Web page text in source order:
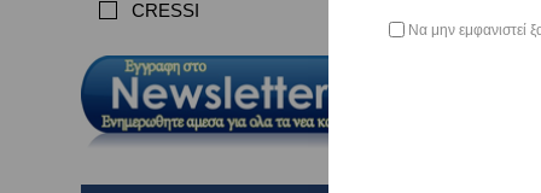
CRESSI
Να μην εμφανιστεί